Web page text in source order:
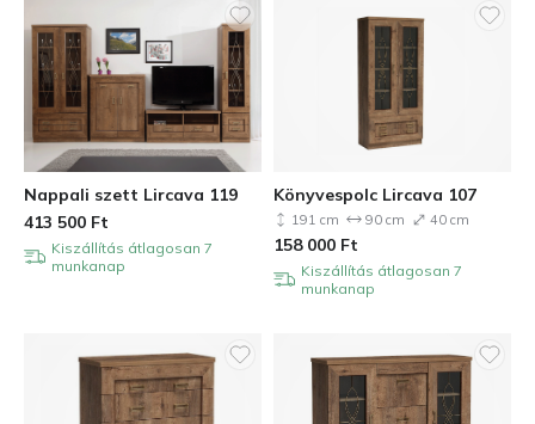
Nappali szett Lircava 119
413 500 Ft
Kiszállítás átlagosan 7
munkanap
Könyvespolc Lircava 107
191 cm 90 cm 40 cm
158 000 Ft
Kiszállítás átlagosan 7
munkanap